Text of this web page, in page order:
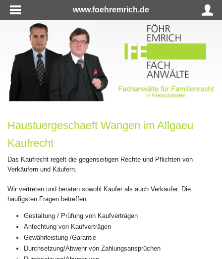
www.foehremrich.de
Haustuergeschaeft Wangen im Allgaeu
Kaufrecht
Das Kaufrecht regelt die gegenseitigen Rechte und Pflichten von
Verkäufern und Käufern.
Wir vertreten und beraten sowohl Käufer als auch Verkäufer. Die
häufigsten Fragen betreffen:
Gestaltung / Prüfung von Kaufverträgen
Anfechtung von Kaufverträgen
Gewährleistung-/Garantie
Durchsetzung/Abwehr von Zahlungsansprüchen